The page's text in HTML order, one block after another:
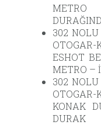
302
ESHOT
METRO –
302
KONAK
DURAK